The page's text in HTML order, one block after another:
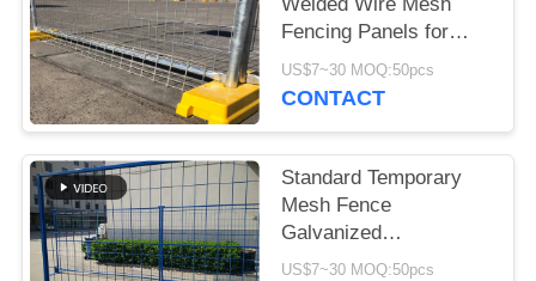
Welded Wire Mesh
Fencing Panels for
Events
US$7~30 MOQ:50pcs
CONTACT
Standard Temporary
Mesh Fence
Galvanized
Construction Fencing
US$7~30 MOQ:50pcs